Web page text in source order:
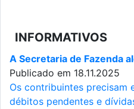
INFORMATIVOS
A Secretaria de Fazenda
Publicado em 18.11.2025
Os contribuintes precisam
débitos pendentes e